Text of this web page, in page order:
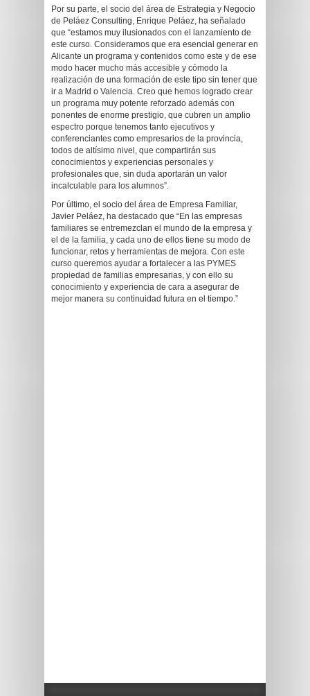
Por su parte, el socio del área de Estrategia y Negocio
de Peláez Consulting, Enrique Peláez, ha señalado
que “estamos muy ilusionados con el lanzamiento de
este curso. Consideramos que era esencial generar en
Alicante un programa y contenidos como este y de ese
modo hacer mucho más accesible y cómodo la
realización de una formación de este tipo sin tener que
ir a Madrid o Valencia. Creo que hemos logrado crear
un programa muy potente reforzado además con
ponentes de enorme prestigio, que cubren un amplio
espectro porque tenemos tanto ejecutivos y
conferenciantes como empresarios de la provincia,
todos de altísimo nivel, que compartirán sus
conocimientos y experiencias personales y
profesionales que, sin duda aportarán un valor
incalculable para los alumnos”.
Por último, el socio del área de Empresa Familiar,
Javier Peláez, ha destacado que “En las empresas
familiares se entremezclan el mundo de la empresa y
el de la familia, y cada uno de ellos tiene su modo de
funcionar, retos y herramientas de mejora. Con este
curso queremos ayudar a fortalecer a las PYMES
propiedad de familias empresarias, y con ello su
conocimiento y experiencia de cara a asegurar de
mejor manera su continuidad futura en el tiempo.”